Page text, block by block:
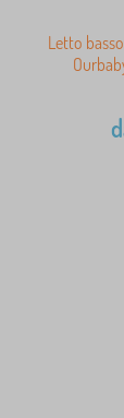
Letto